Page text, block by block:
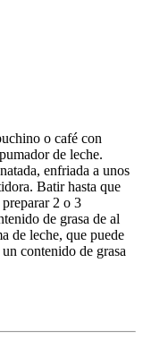
o café con
de leche.
enfriada a unos
Batir hasta que
2 o 3
de grasa de al
de leche, que puede
contenido de grasa